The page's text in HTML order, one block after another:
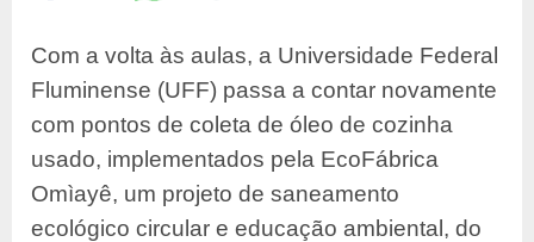
Com a volta às aulas, a Universidade Federal
Fluminense (UFF) passa a contar novamente
com pontos de coleta de óleo de cozinha
usado, implementados pela EcoFábrica
Omìayê, um projeto de saneamento
ecológico circular e educação ambiental, do